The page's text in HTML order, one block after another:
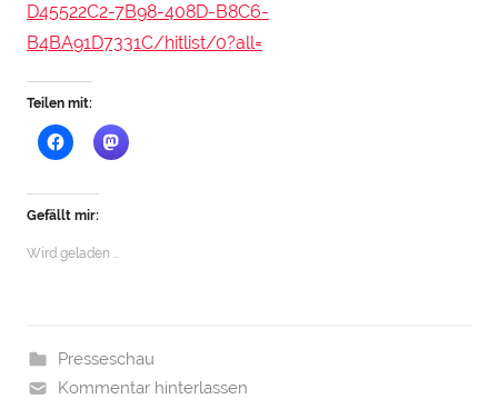
D45522C2-7B98-408D-B8C6-
B4BA91D7331C/hitlist/0?all=
Teilen mit:
Gefällt mir:
Wird geladen …
Presseschau
Kommentar hinterlassen